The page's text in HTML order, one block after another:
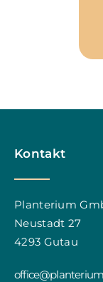
Kontakt
Planterium
Neustadt 27
4293 Gutau